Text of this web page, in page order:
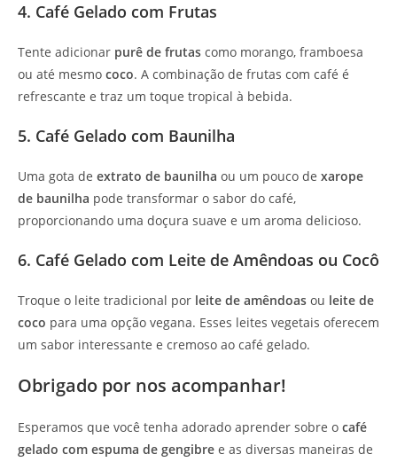
4. Café Gelado com Frutas
Tente adicionar purê de frutas como morango, framboesa
ou até mesmo coco. A combinação de frutas com café é
refrescante e traz um toque tropical à bebida.
5. Café Gelado com Baunilha
Uma gota de extrato de baunilha ou um pouco de xarope
de baunilha pode transformar o sabor do café,
proporcionando uma doçura suave e um aroma delicioso.
6. Café Gelado com Leite de Amêndoas ou Cocô
Troque o leite tradicional por leite de amêndoas ou leite de
coco para uma opção vegana. Esses leites vegetais oferecem
um sabor interessante e cremoso ao café gelado.
Obrigado por nos acompanhar!
Esperamos que você tenha adorado aprender sobre o café
gelado com espuma de gengibre e as diversas maneiras de